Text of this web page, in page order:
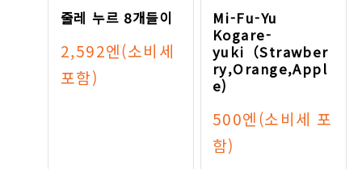
줄레 누르 8개들이
2,592엔(소비세
포함)
Mi-Fu-Yu
Kogare-
yuki（Strawber
ry,Orange,Appl
e)
500엔(소비세 포
함)